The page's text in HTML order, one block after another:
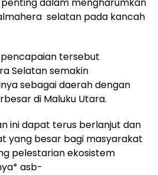
selatan pada kancah
tersebut
Selatan semakin
sebagai daerah dengan
di Maluku Utara.
ini dapat terus berlanjut dan
yang besar bagi masyarakat
pelestarian ekosistem
asb-